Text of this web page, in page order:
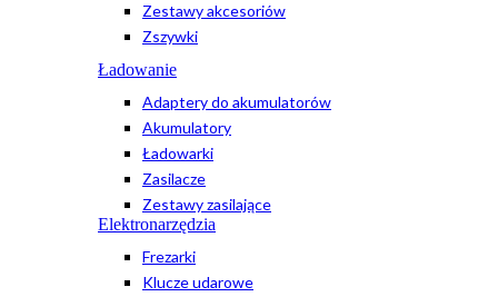
Zestawy akcesoriów
Zszywki
Ładowanie
Adaptery do akumulatorów
Akumulatory
Ładowarki
Zasilacze
Zestawy zasilające
Elektronarzędzia
Frezarki
Klucze udarowe